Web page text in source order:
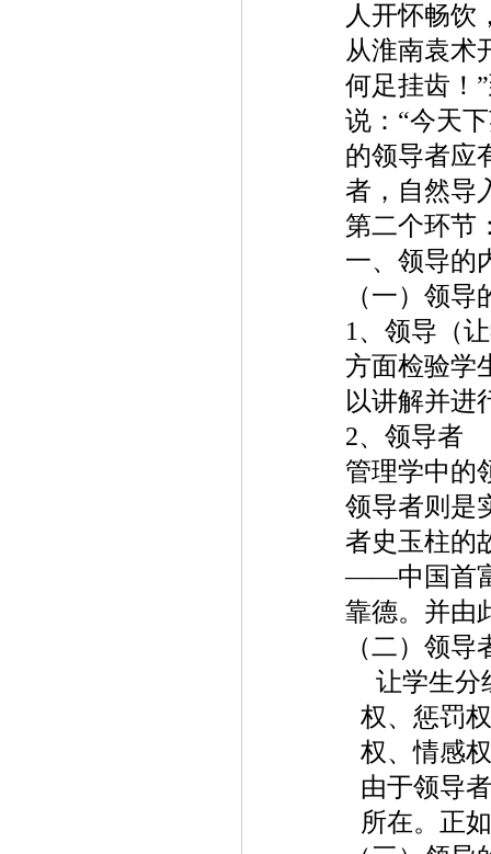
人开怀畅饮
从淮南袁术
何足挂齿！
说：“今天
的领导者应
者，自然导
第二个环节
一、领导的
（一）领导
1 、领导（
方面检验学
以讲解并进
2、领导者
管理学中的
领导者则是
者史玉柱的
——中国首
靠德。并由
（二）领
让学生分
权、惩罚
权、情感
由于领导
所在。正